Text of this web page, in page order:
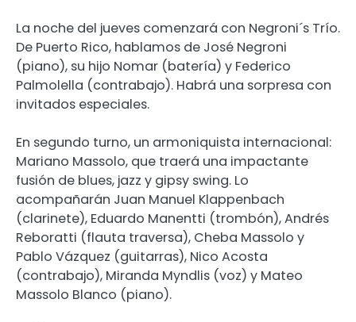
La noche del jueves comenzará con Negroni´s Trío.
De Puerto Rico, hablamos de José Negroni
(piano), su hijo Nomar (batería) y Federico
Palmolella (contrabajo). Habrá una sorpresa con
invitados especiales.
En segundo turno, un armoniquista internacional:
Mariano Massolo, que traerá una impactante
fusión de blues, jazz y gipsy swing. Lo
acompañarán Juan Manuel Klappenbach
(clarinete), Eduardo Manentti (trombón), Andrés
Reboratti (flauta traversa), Cheba Massolo y
Pablo Vázquez (guitarras), Nico Acosta
(contrabajo), Miranda Myndlis (voz) y Mateo
Massolo Blanco (piano).